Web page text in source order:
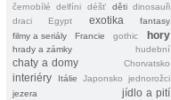
černobílé
delfíni déšť děti dinosauři
draci
Egypt exotika
fantasy
filmy a seriály
Francie gothic hory
hrady a zámky hudební
chaty a domy Chorvatsko
interiéry Itálie Japonsko
jednorožci
jezera
jídlo a pití